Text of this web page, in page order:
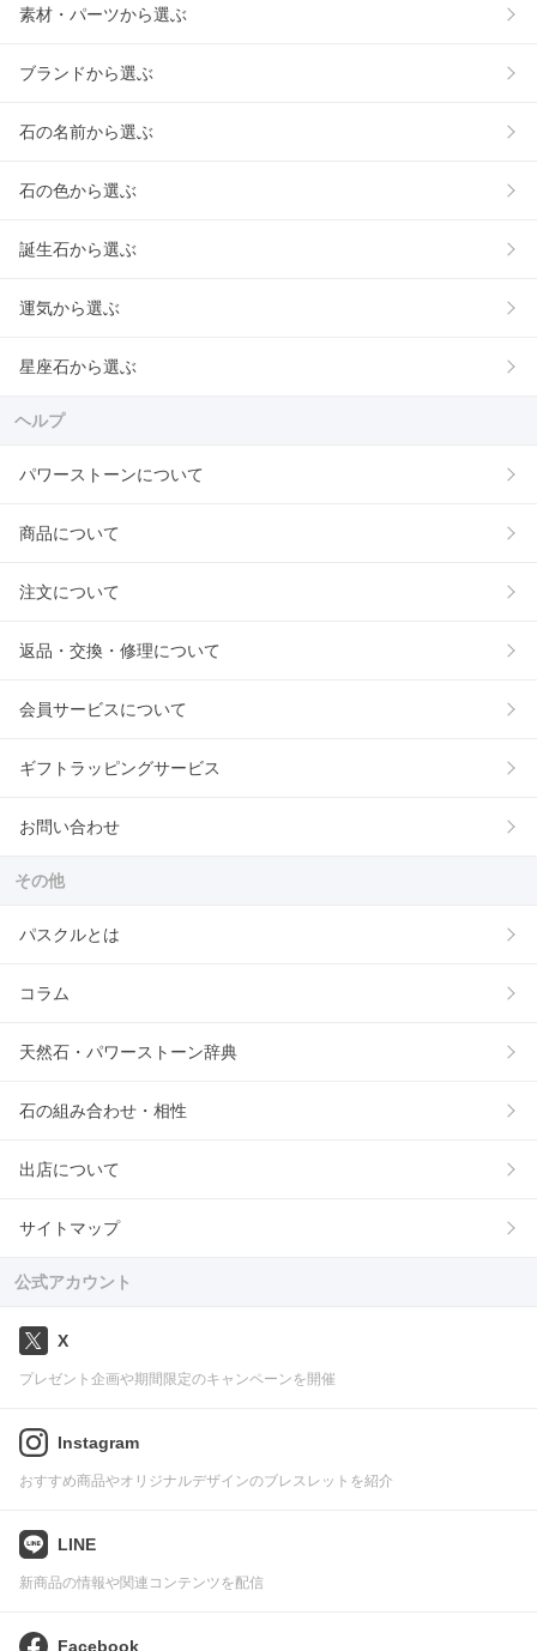
素材・パーツから選ぶ
ブランドから選ぶ
石の名前から選ぶ
石の色から選ぶ
誕生石から選ぶ
運気から選ぶ
星座石から選ぶ
ヘルプ
パワーストーンについて
商品について
注文について
返品・交換・修理について
会員サービスについて
ギフトラッピングサービス
お問い合わせ
その他
パスクルとは
コラム
天然石・パワーストーン辞典
石の組み合わせ・相性
出店について
サイトマップ
公式アカウント
X
プレゼント企画や期間限定のキャンペーンを開催
Instagram
おすすめ商品やオリジナルデザインのブレスレットを紹介
LINE
新商品の情報や関連コンテンツを配信
Facebook